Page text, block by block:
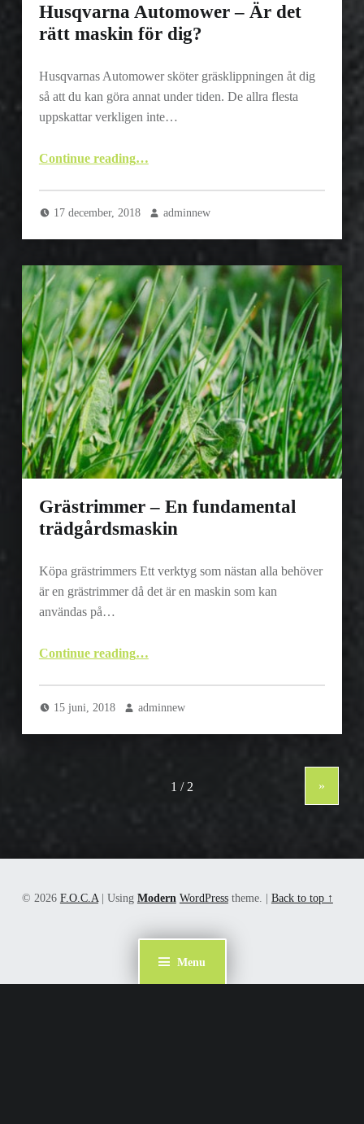
Menu
Husqvarna Automower – Är det
rätt maskin för dig?
Husqvarnas Automower sköter gräsklippningen åt dig
så att du kan göra annat under tiden. De allra flesta
uppskattar verkligen inte…
Continue reading“Husqvarna Automower – Är det rätt maskin för dig?”
…
17 december, 2018 adminnew
Grästrimmer – En fundamental
trädgårdsmaskin
Köpa grästrimmers Ett verktyg som nästan alla behöver
är en grästrimmer då det är en maskin som kan
användas på…
Continue reading…
15 juni, 2018 adminnew
»
© 2026 F.O.C.A | Using Modern WordPresstheme. | Back to top ↑